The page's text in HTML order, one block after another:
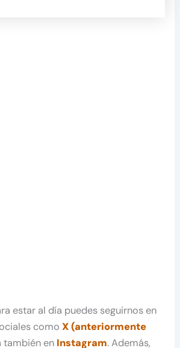
estar al día puedes seguirnos en
comoX (anteriormente
también en Instagram. Además,